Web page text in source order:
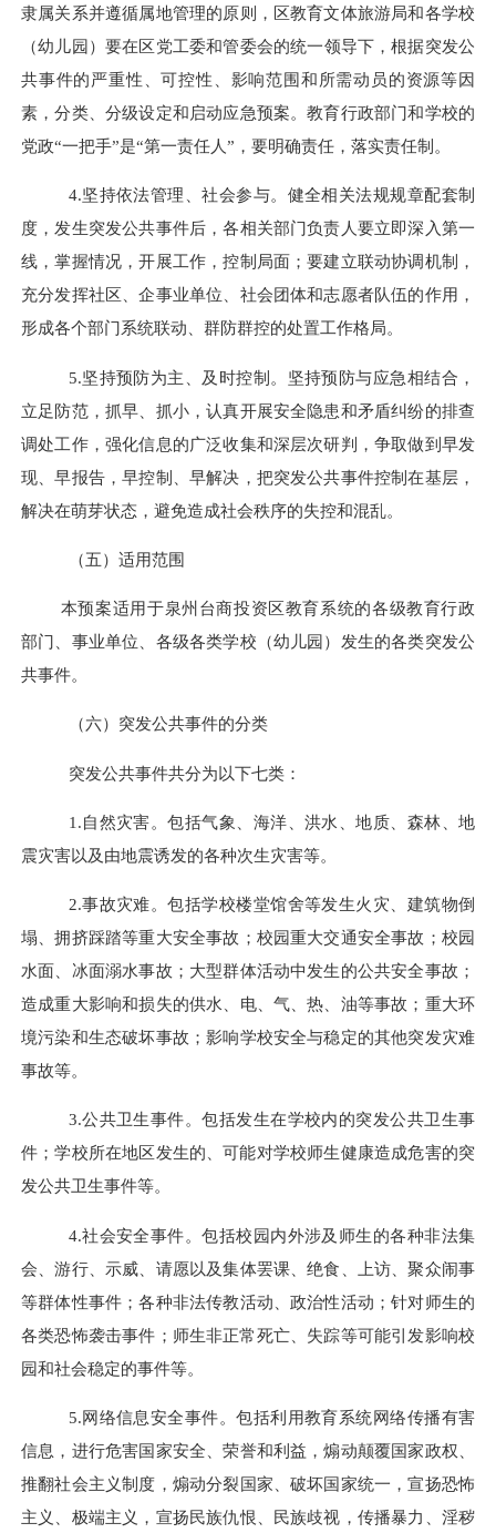
隶属关系并遵循属地管理的原则，区教育文体旅游局和各学校
（幼儿园） 要在区党工委和管委会的统一领导下，根据突发公
共事件的严重性、可控性、影响范围和所需动员的资源等因
素，分类、分级设定和启动应急预案。教育行政部门和学校的
党政“一把手”是“第一责任人” ，要明确责任，落实责任制。
4.坚持依法管理、社会参与。健全相关法规规章配套制
度，发生突发公共事件后，各相关部门负责人要立即深入第一
线，掌握情况，开展工作，控制局面；要建立联动协调机制，
充分发挥社区、企事业单位、社会团体和志愿者队伍的作用，
形成各个部门系统联动、群防群控的处置工作格局。
5.坚持预防为主、及时控制。坚持预防与应急相结合，
立足防范，抓早、抓小，认真开展安全隐患和矛盾纠纷的排查
调处工作，强化信息的广泛收集和深层次研判，争取做到早发
现、早报告，早控制、早解决，把突发公共事件控制在基层，
解决在萌芽状态，避免造成社会秩序的失控和混乱。
（五）适用范围
本预案适用于泉州台商投资区教育系统的各级教育行政
部门、事业单位、各级各类学校 （幼儿园） 发生的各类突发公
共事件。
（六）突发公共事件的分类
突发公共事件共分为以下七类：
1.自然灾害。包括气象、海洋、洪水、地质、森林、地
震灾害以及由地震诱发的各种次生灾害等。
2.事故灾难。包括学校楼堂馆舍等发生火灾、建筑物倒
塌、拥挤踩踏等重大安全事故；校园重大交通安全事故；校园
水面、冰面溺水事故；大型群体活动中发生的公共安全事故；
造成重大影响和损失的供水、电、气、热、油等事故；重大环
境污染和生态破坏事故；影响学校安全与稳定的其他突发灾难
事故等。
3.公共卫生事件。包括发生在学校内的突发公共卫生事
件；学校所在地区发生的、可能对学校师生健康造成危害的突
发公共卫生事件等。
4.社会安全事件。包括校园内外涉及师生的各种非法集
会、游行、示威、请愿以及集体罢课、绝食、上访、聚众闹事
等群体性事件；各种非法传教活动、政治性活动；针对师生的
各类恐怖袭击事件；师生非正常死亡、失踪等可能引发影响校
园和社会稳定的事件等。
5.网络信息安全事件。包括利用教育系统网络传播有害
信息，进行危害国家安全、荣誉和利益，煽动颠覆国家政权、
推翻社会主义制度，煽动分裂国家、破坏国家统一，宣扬恐怖
主义、极端主义，宣扬民族仇恨、民族歧视，传播暴力、淫秽